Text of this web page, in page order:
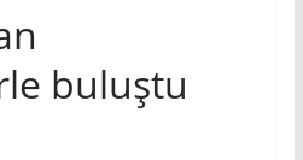
buluştu